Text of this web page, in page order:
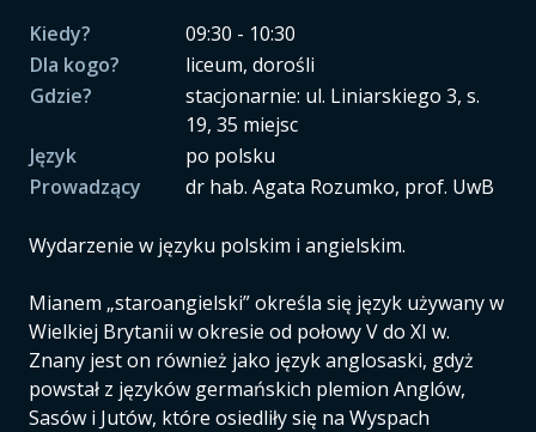
Kiedy?
09:30 - 10:30
Dla kogo?
liceum, dorośli
Gdzie?
stacjonarnie: ul. Liniarskiego 3, s.
19, 35 miejsc
Język
po polsku
Prowadzący
dr hab. Agata Rozumko, prof. UwB
Wydarzenie w języku polskim i angielskim.
Mianem „staroangielski” określa się język używany w
Wielkiej Brytanii w okresie od połowy V do XI w.
Znany jest on również jako język anglosaski, gdyż
powstał z języków germańskich plemion Anglów,
Sasów i Jutów, które osiedliły się na Wyspach